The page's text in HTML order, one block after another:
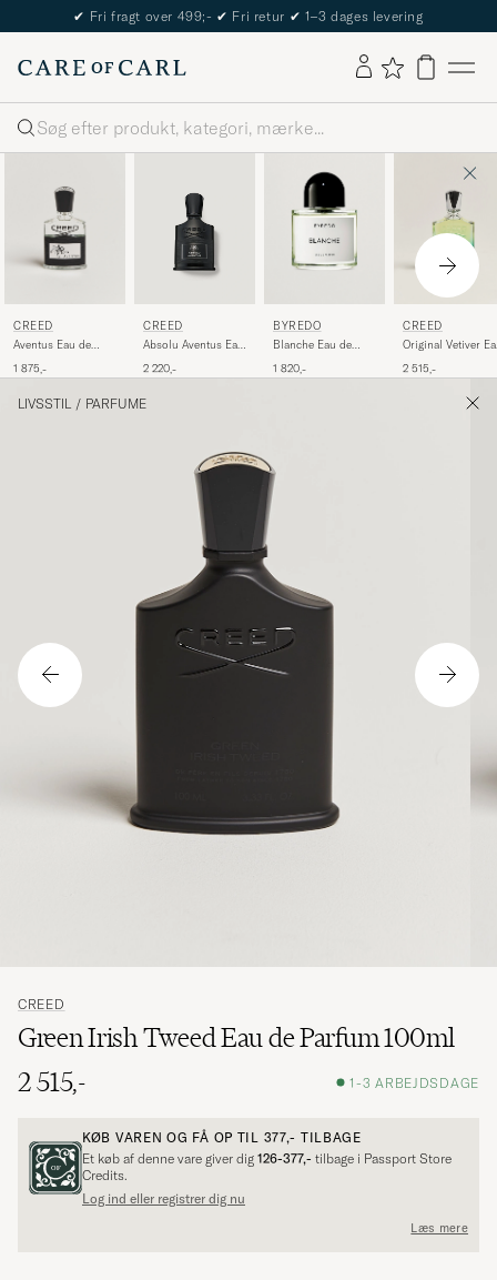
✔ Fri fragt over 499;- ✔ Fri retur ✔ 1–3 dages levering
Søg
CREED
Aventus Eau de
1 875,-
CREED
Absolu Aventus Eau
2 220,-
BYREDO
Blanche Eau de
1 820,-
CREED
Original Vetiver
2 515,-
LIVSSTIL / PARFUME
CREED
Green Irish Tweed Eau de Parfum 100ml
2 515,-
1-3 ARBEJDSDAGE
KØB VAREN OG FÅ OP TIL 377,- TILBAGE
Et køb af denne vare giver dig 126-377,- tilbage i Passport Store
Credits.
Log ind eller registrer dig nu
Læs mere